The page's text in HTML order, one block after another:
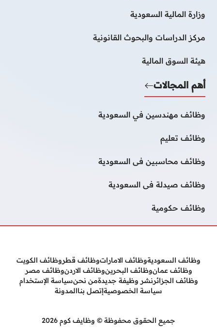
وزارة المالية السعودية
مركز الدراسات والبحوث القانونية
هيئة السوق المالية
أهم المجالات
وظائف مهندسين في السعودية
وظائف تعليم
وظائف محاسبين فى السعودية
وظائف صيدلة فى السعودية
وظائف حكومية
وظائف السعوديةوظائف الاماراتوظائف قطروظائف الكويت
وظائف عمانوظائف البحرينوظائف الاردنوظائف مصر
وظائف الجزائرنشر وظيفة جديدةمن نحنسياسة الإستخدام
سياسة الخصوصيةإتصل بناالمدونة
جميع الحقوق محفوظة © وظايف كوم 2026